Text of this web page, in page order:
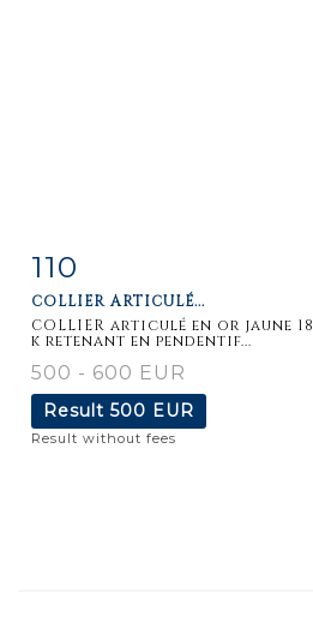
Item detail
110
COLLIER ARTICULÉ...
COLLIER articulé en or jaune 18
k retenant en pendentif...
500 - 600 EUR
Result 500 EUR
Result without fees